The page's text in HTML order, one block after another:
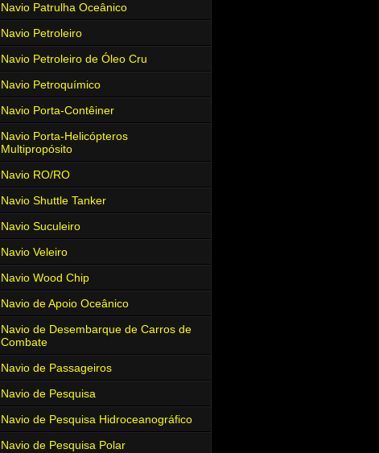
Navio Patrulha Oceânico
Navio Petroleiro
Navio Petroleiro de Óleo Cru
Navio Petroquímico
Navio Porta-Contêiner
Navio Porta-Helicópteros
Multipropósito
Navio RO/RO
Navio Shuttle Tanker
Navio Suculeiro
Navio Veleiro
Navio Wood Chip
Navio de Apoio Oceânico
Navio de Desembarque de Carros de
Combate
Navio de Passageiros
Navio de Pesquisa
Navio de Pesquisa Hidroceanográfico
Navio de Pesquisa Polar